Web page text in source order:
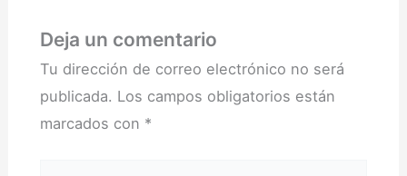
Deja un comentario
Tu dirección de correo electrónico no será
publicada. Los campos obligatorios están
marcados con *